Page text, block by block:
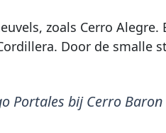
zoals Cerro
Door de smalle
Portales bij Cerro